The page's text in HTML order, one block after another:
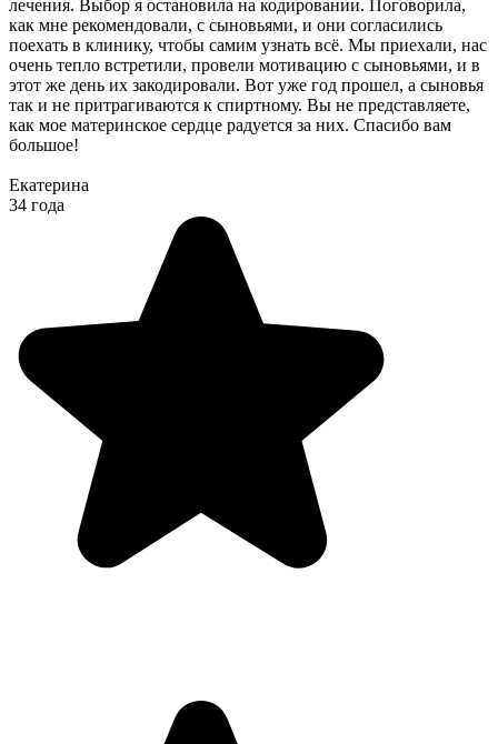
лечения. Выбор я остановила на кодировании. Поговорила,
как мне рекомендовали, с сыновьями, и они согласились
поехать в клинику, чтобы самим узнать всё. Мы приехали, нас
очень тепло встретили, провели мотивацию с сыновьями, и в
этот же день их закодировали. Вот уже год прошел, а сыновья
так и не притрагиваются к спиртному. Вы не представляете,
как мое материнское сердце радуется за них. Спасибо вам
большое!
Екатерина
34 года